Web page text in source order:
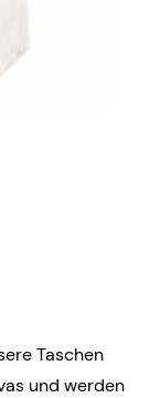
Taschen
und werden